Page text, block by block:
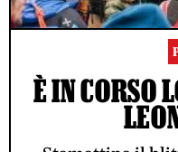
È IN CORSO